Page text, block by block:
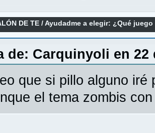
DE TE /Ayudadme a elegir: ¿Qué
elegir
de: Carquinyoli en 22
que si pillo alguno iré
el tema zombis